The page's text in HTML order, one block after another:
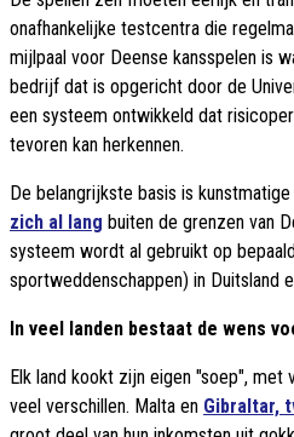
onafhankelijke testcentra die
mijlpaal voor Deense kansspelen is
bedrijf dat is opgericht door de
een systeem ontwikkeld dat
tevoren kan herkennen.
De belangrijkste basis is
zich al lang buiten de grenzen van
systeem wordt al gebruikt op
sportweddenschappen) in Duitsland
In veel landen bestaat de wens
Elk land kookt zijn eigen "soep", met
veel verschillen. Malta en Gibraltar,